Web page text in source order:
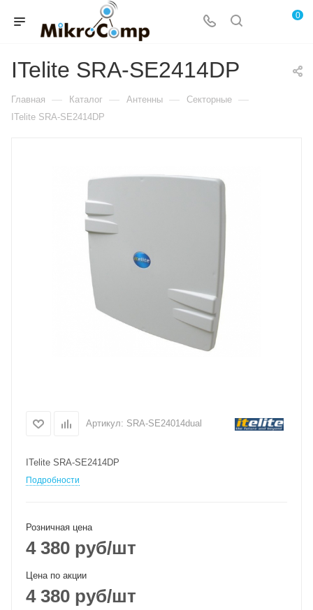
0
ITelite SRA-SE2414DP
Главная — Каталог — Антенны — Секторные —
ITelite SRA-SE2414DP
Артикул: SRA-SE24014dual
ITelite SRA-SE2414DP
Подробности
Розничная цена
4 380 руб/шт
Цена по акции
4 380 руб/шт